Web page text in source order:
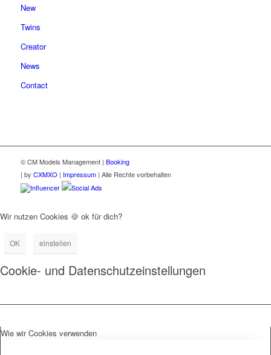
New
Twins
Creator
News
Contact
© CM Models Management | Booking
| by CXMXO | Impressum| Alle Rechte vorbehalten
Influencer
Social Ads
Wir nutzen Cookies 🍪 ok für dich?
OK einstellen
Cookie- und Datenschutzeinstellungen
Wie wir Cookies verwenden